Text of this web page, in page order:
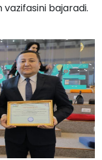
bajaradi.